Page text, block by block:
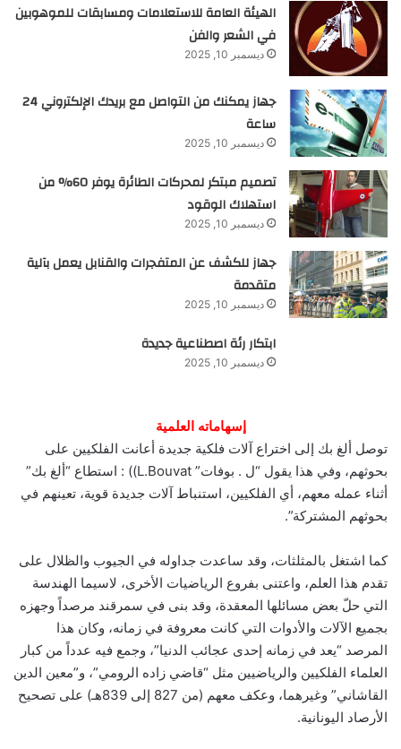
الهيئة العامة للاستعلامات ومسابقات للموهوبين
في الشعر والفن
ديسمبر 10, 2025
جهاز يمكنك من التواصل مع بريدك الإلكتروني 24
ساعة
ديسمبر 10, 2025
تصميم مبتكر لمحركات الطائرة يوفر 60% من
استهلاك الوقود
ديسمبر 10, 2025
جهاز للكشف عن المتفجرات والقنابل يعمل بآلية
متقدمة
ديسمبر 10, 2025
ابتكار رئة اصطناعية جديدة
ديسمبر 10, 2025
إسهاماته العلمية
توصل ألغ بك إلى اختراع آلات فلكية جديدة أعانت الفلكيين على
بحوثهم، وفي هذا يقول “ل . بوفات” L.Bouvat)) : استطاع “ألغ بك”
أثناء عمله معهم، أي الفلكيين، استنباط آلات جديدة قوية، تعينهم في
بحوثهم المشتركة”.
كما اشتغل بالمثلثات، وقد ساعدت جداوله في الجيوب والظلال على
تقدم هذا العلم، واعتنى بفروع الرياضيات الأخرى، لاسيما الهندسة
التي حلّ بعض مسائلها المعقدة، وقد بنى في سمرقند مرصداً وجهزه
بجميع الآلات والأدوات التي كانت معروفة في زمانه، وكان هذا
المرصد “يعد في زمانه إحدى عجائب الدنيا”، وجمع فيه عدداً من كبار
العلماء الفلكيين والرياضيين مثل “قاضي زاده الرومي”، و”معين الدين
القاشاني” وغيرهما، وعكف معهم (من 827 إلى 839هـ) على تصحيح
الأرصاد اليونانية.